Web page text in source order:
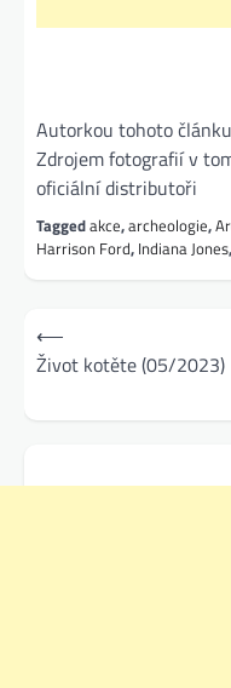
Autorkou tohoto
Zdrojem fotografií v
oficiální distributoři
Taggedakce,archeologie,
Harrison Ford, Indiana Jones,
Navigace
pro
⟵
Život kotěte (05/2023)